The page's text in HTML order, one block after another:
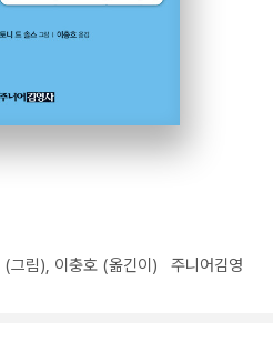
(그림), 이충호 (옮긴이) 주니어김영